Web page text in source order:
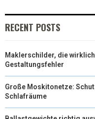
RECENT POSTS
Maklerschilder, die
Gestaltungsfehler
Große Moskitonetze:
Schlafräume